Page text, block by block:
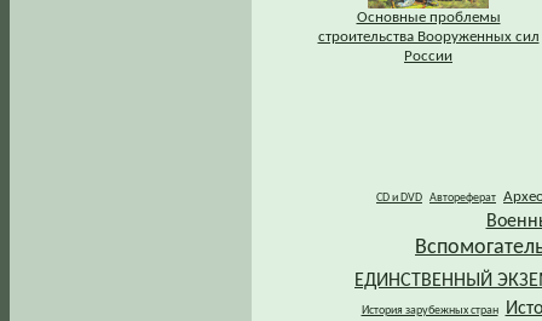
Основные проблемы
строительства Вооруженных сил
России
CD и DVD Автореферат
ЕДИНСТВЕННЫЙ
История зарубежных стран